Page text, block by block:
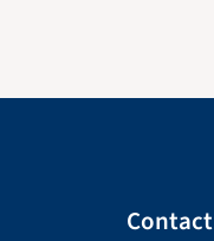
Contact